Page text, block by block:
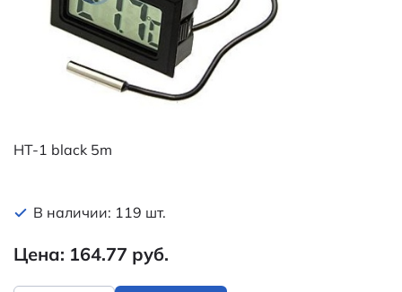
HT-1 black 5m
В наличии: 119 шт.
Цена: 164.77 руб.